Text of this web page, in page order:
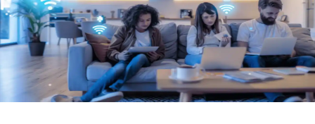
DLP
NAC & IPAM
Wifi Security
IDS
SIEM
Web Application Firewall
Encryption & Transfer Files